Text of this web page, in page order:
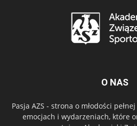
O NAS
Pasja AZS - strona o młodości
emocjach i wydarzeniach, które